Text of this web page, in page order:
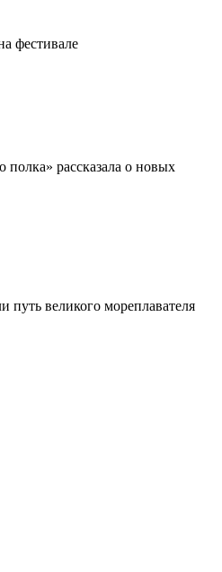
фестивале
полка» рассказала о новых
путь великого мореплавателя